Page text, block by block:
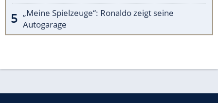
„Meine Spielzeuge“: Ronaldo zeigt seine
Autogarage